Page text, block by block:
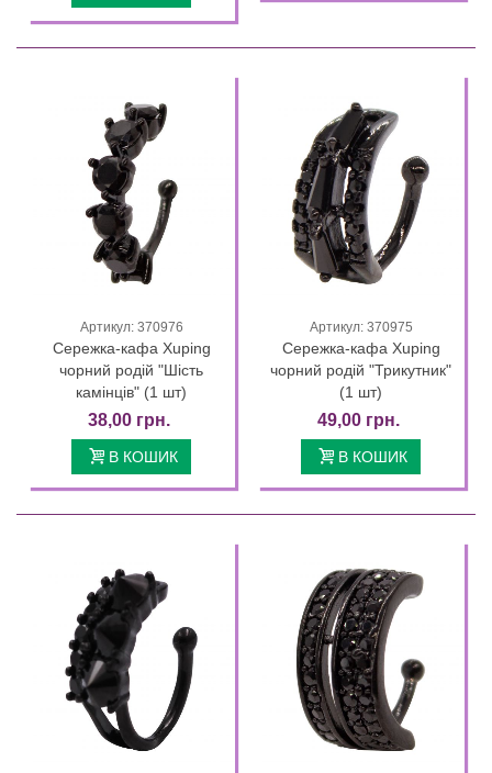
Артикул: 370976
Сережка-кафа Xuping
чорний родій "Шість
камінців" (1 шт)
38,00 грн.
В КОШИК
Артикул: 370975
Сережка-кафа Xuping
чорний родій "Трикутник"
(1 шт)
49,00 грн.
В КОШИК